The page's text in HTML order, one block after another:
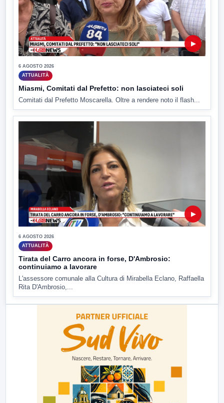
▶
6 AGOSTO 2026
ATTUALITÀ
Miasmi, Comitati dal Prefetto: non lasciateci soli
Comitati dal Prefetto Moscarella. Oltre a rendere noto il flash...
▶
6 AGOSTO 2026
ATTUALITÀ
Tirata del Carro ancora in forse, D'Ambrosio:
continuiamo a lavorare
L'assessore comunale alla Cultura di Mirabella Eclano, Raffaella
Rita D'Ambrosio,...